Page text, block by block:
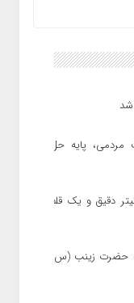
پایه حل
دقیق و یک قلم
حضرت زینب (س)